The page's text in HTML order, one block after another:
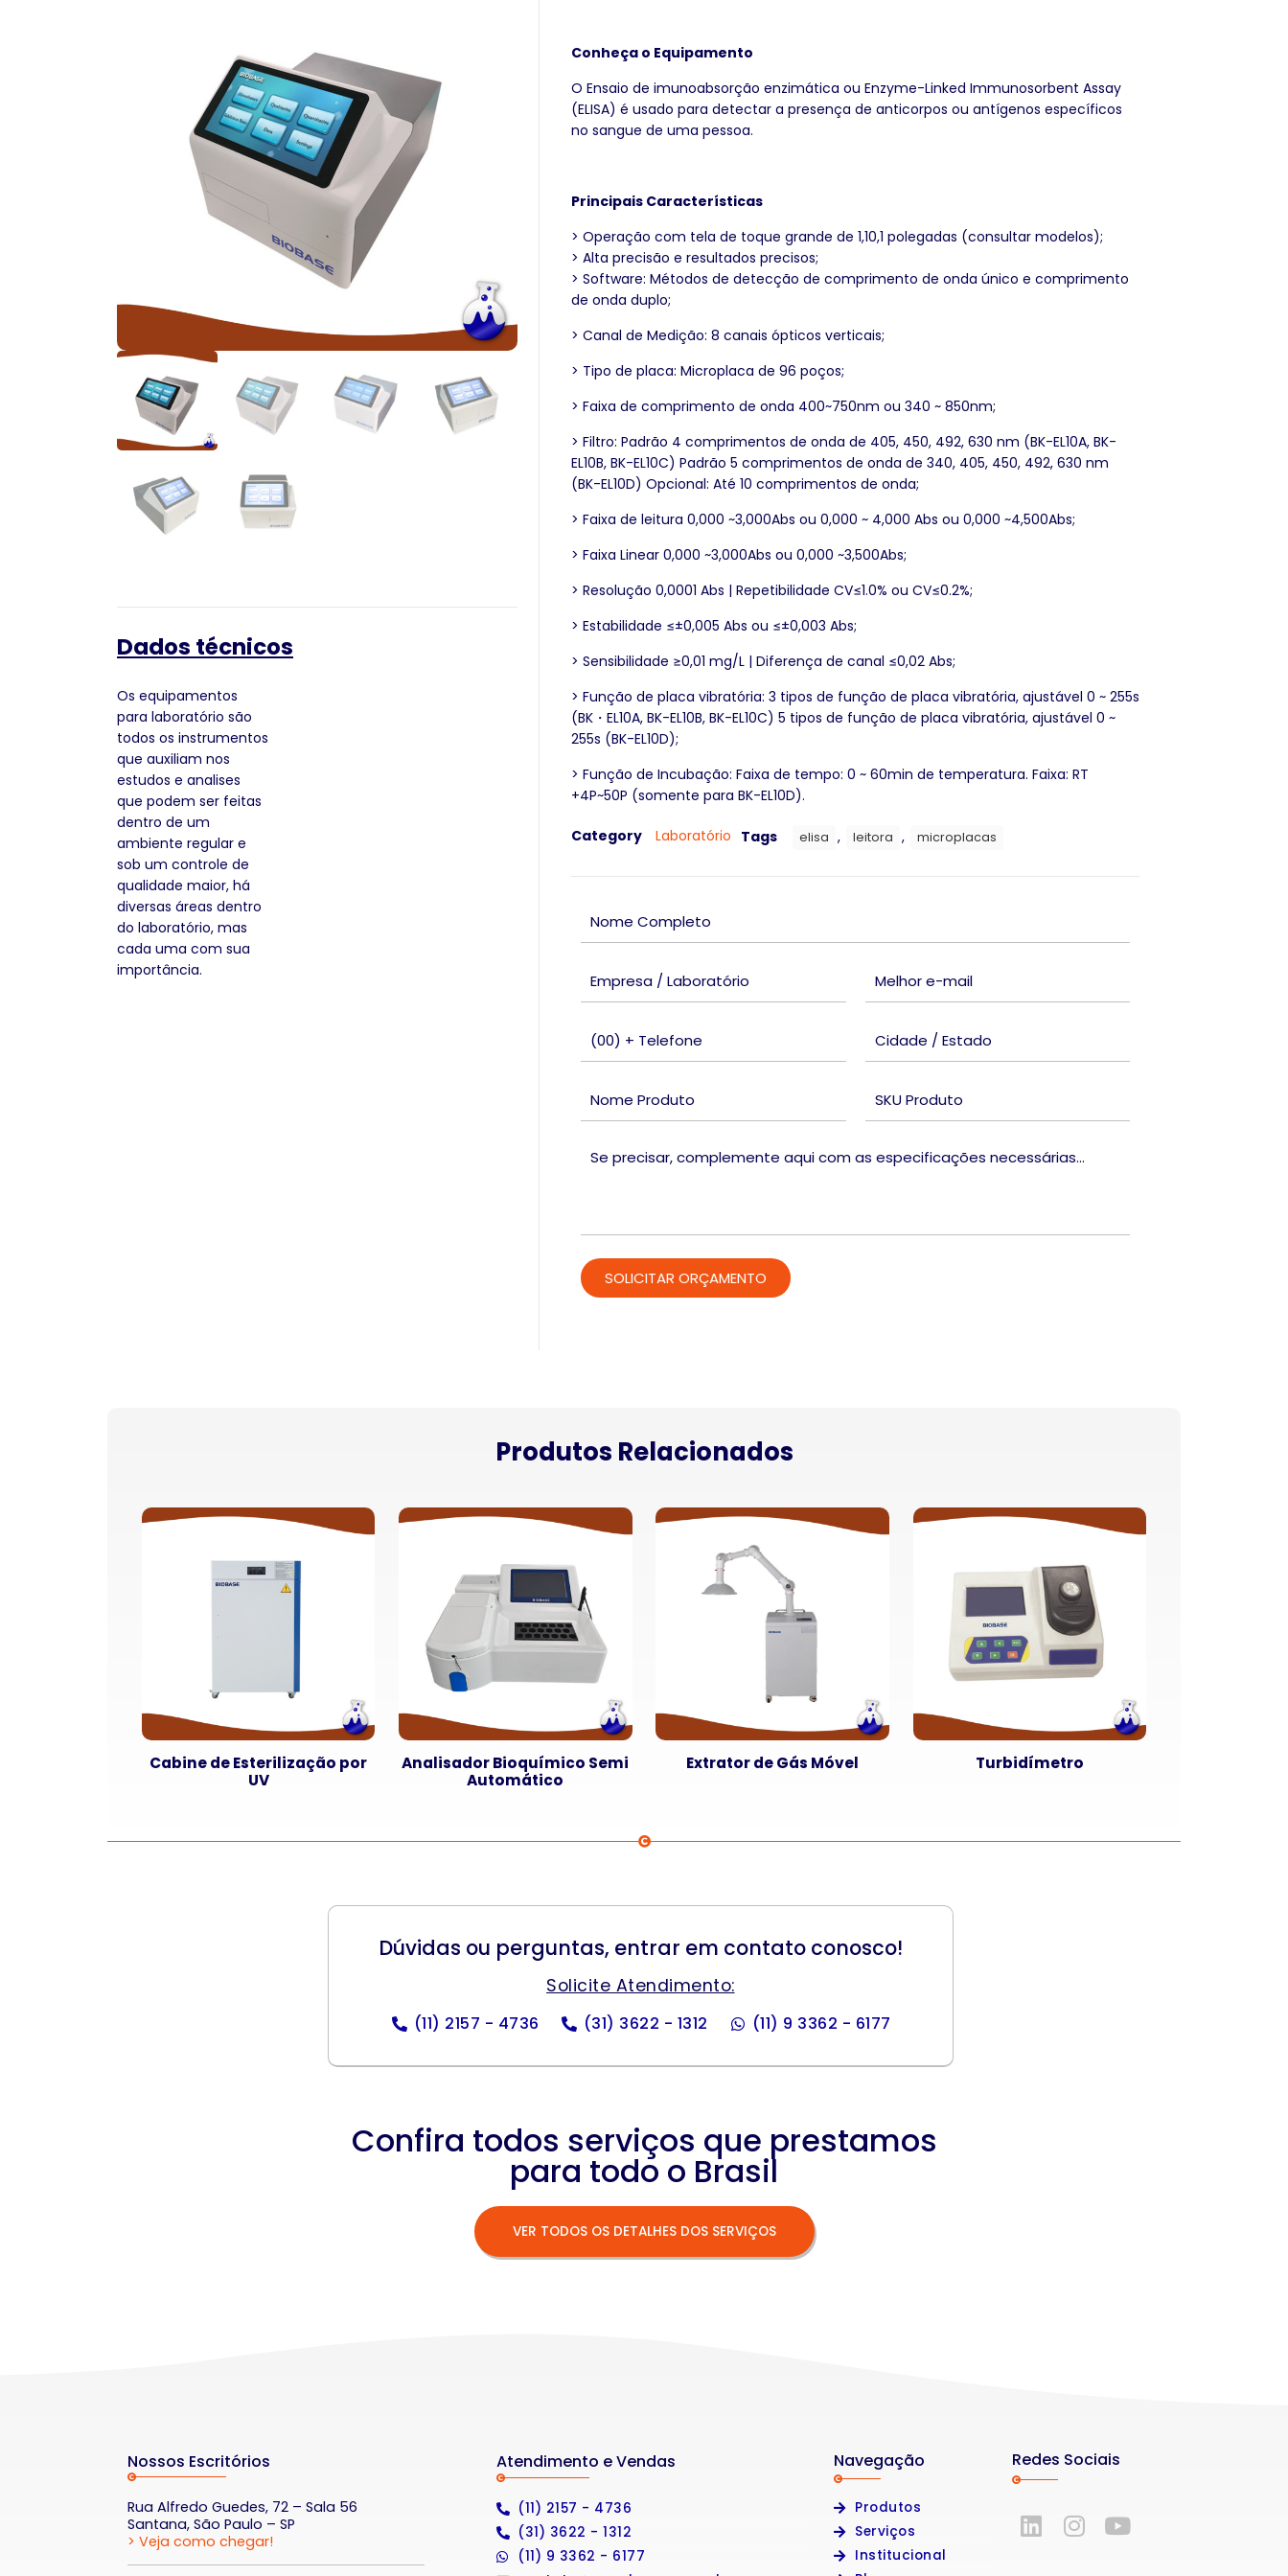
Dados técnicos
Os equipamentos
para laboratório são
todos os instrumentos
que auxiliam nos
estudos e analises
que podem ser feitas
dentro de um
ambiente regular e
sob um controle de
qualidade maior, há
diversas áreas dentro
do laboratório, mas
cada uma com sua
importância.
Conheça o Equipamento
O Ensaio de imunoabsorção enzimática ou Enzyme-Linked Immunosorbent Assay
(ELISA) é usado para detectar a presença de anticorpos ou antígenos específicos
no sangue de uma pessoa.
Principais Características
> Operação com tela de toque grande de 1,10,1 polegadas (consultar modelos);
> Alta precisão e resultados precisos;
> Software: Métodos de detecção de comprimento de onda único e comprimento
de onda duplo;
> Canal de Medição: 8 canais ópticos verticais;
> Tipo de placa: Microplaca de 96 poços;
> Faixa de comprimento de onda 400~750nm ou 340 ~ 850nm;
> Filtro: Padrão 4 comprimentos de onda de 405, 450, 492, 630 nm (BK-EL10A, BK-
EL10B, BK-EL10C) Padrão 5 comprimentos de onda de 340, 405, 450, 492, 630 nm
(BK-EL10D) Opcional: Até 10 comprimentos de onda;
> Faixa de leitura 0,000 ~3,000Abs ou 0,000 ~ 4,000 Abs ou 0,000 ~4,500Abs;
> Faixa Linear 0,000 ~3,000Abs ou 0,000 ~3,500Abs;
> Resolução 0,0001 Abs | Repetibilidade CV≤1.0% ou CV≤0.2%;
> Estabilidade ≤±0,005 Abs ou ≤±0,003 Abs;
> Sensibilidade ≥0,01 mg/L | Diferença de canal ≤0,02 Abs;
> Função de placa vibratória: 3 tipos de função de placa vibratória, ajustável 0 ~ 255s
(BK・EL10A, BK-EL10B, BK-EL10C) 5 tipos de função de placa vibratória, ajustável 0 ~
255s (BK-EL10D);
> Função de Incubação: Faixa de tempo: 0 ~ 60min de temperatura. Faixa: RT
+4P~50P (somente para BK-EL10D).
Category Laboratório Tags elisa , leitora , microplacas
Produtos Relacionados
Cabine de Esterilização por
UV
Analisador Bioquímico Semi
Automático
Extrator de Gás Móvel Turbidímetro
Dúvidas ou perguntas, entrar em contato conosco!
Solicite Atendimento:
(11) 2157 - 4736 (31) 3622 - 1312 (11) 9 3362 - 6177
Confira todos serviços que prestamos
para todo o Brasil
VER TODOS OS DETALHES DOS SERVIÇOS
Nossos Escritórios
Rua Alfredo Guedes, 72 – Sala 56
Santana, São Paulo – SP
> Veja como chegar!
Atendimento e Vendas
(11) 2157 - 4736
(31) 3622 - 1312
(11) 9 3362 - 6177
Navegação
Produtos
Serviços
Institucional
Redes Sociais